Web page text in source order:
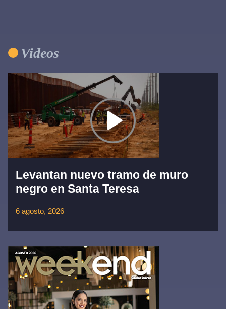
Videos
Levantan nuevo tramo de muro
negro en Santa Teresa
6 agosto, 2026